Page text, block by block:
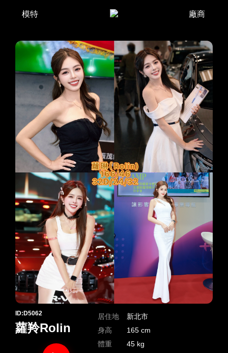
模特 廠商
ID:D5062
蘿羚Rolin
居住地
新北市
身高
165 cm
體重
45 kg